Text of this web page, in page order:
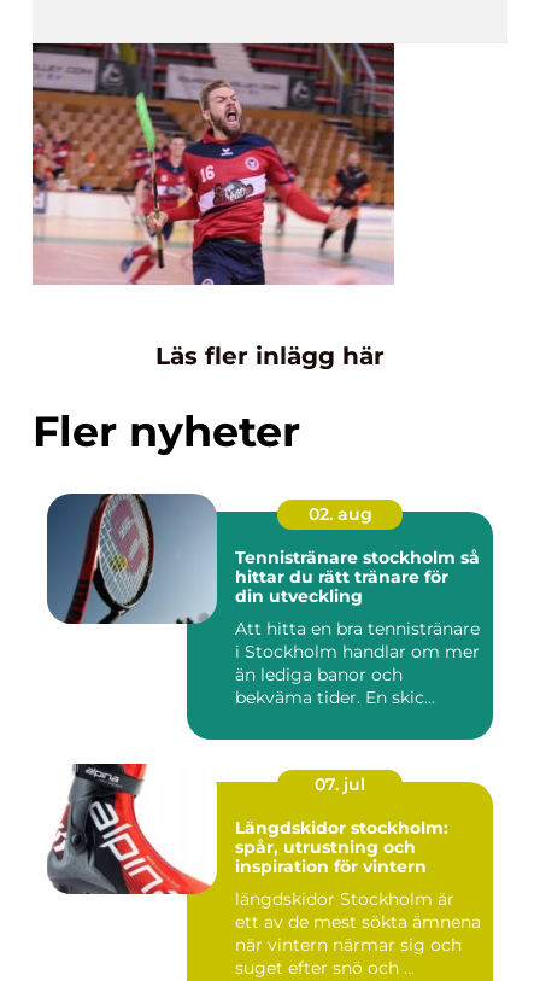
Läs fler inlägg här
Fler nyheter
02. aug
Tennistränare stockholm så
hittar du rätt tränare för
din utveckling
Att hitta en bra tennistränare
i Stockholm handlar om mer
än lediga banor och
bekväma tider. En skic...
07. jul
Längdskidor stockholm:
spår, utrustning och
inspiration för vintern
längdskidor Stockholm är
ett av de mest sökta ämnena
när vintern närmar sig och
suget efter snö och ...